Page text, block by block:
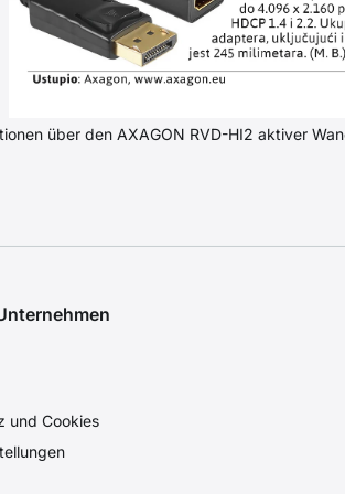
über den AXAGON RVD-HI2 aktiver
und Cookies